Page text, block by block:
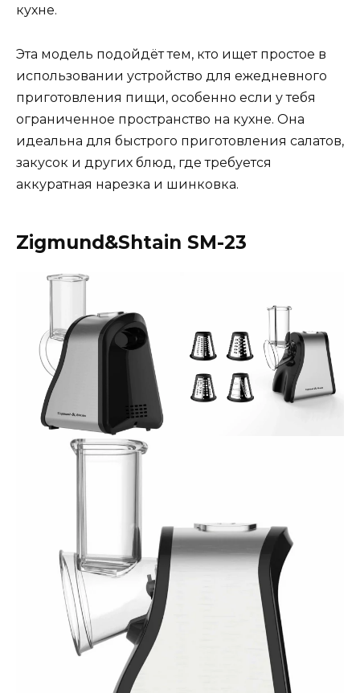
кухне.
Эта модель подойдёт тем, кто ищет простое в
использовании устройство для ежедневного
приготовления пищи, особенно если у тебя
ограниченное пространство на кухне. Она
идеальна для быстрого приготовления салатов,
закусок и других блюд, где требуется
аккуратная нарезка и шинковка.
Zigmund&Shtain SM-23